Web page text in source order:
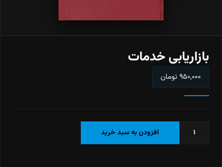
بازاریابی خدمات
۹۵۰,۰۰۰ تومان
بازاریابی
افزودن به سبد خرید